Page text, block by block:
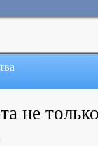
не